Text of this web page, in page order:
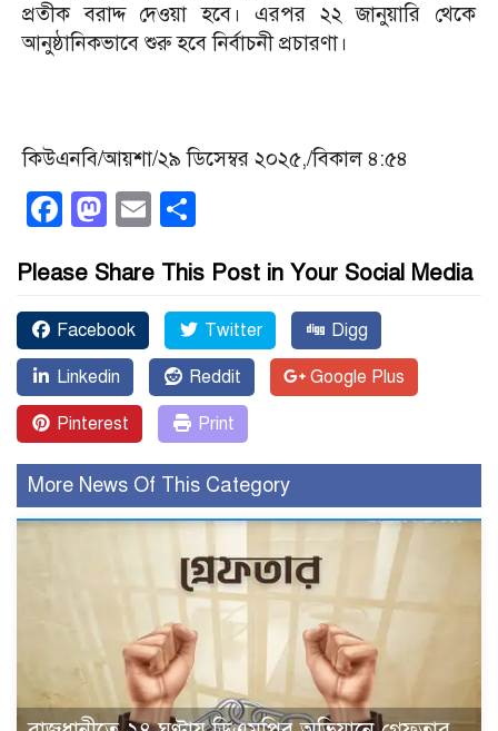
প্রতীক বরাদ্দ দেওয়া হবে। এরপর ২২ জানুয়ারি থেকে
আনুষ্ঠানিকভাবে শুরু হবে নির্বাচনী প্রচারণা।
কিউএনবি/আয়শা/২৯ ডিসেম্বর ২০২৫,/বিকাল ৪:৫৪
Facebook
Mastodon
Email
Please Share This Post in Your Social Media
Facebook Twitter Digg
Linkedin Reddit Google Plus
Pinterest Print
More News Of This Category